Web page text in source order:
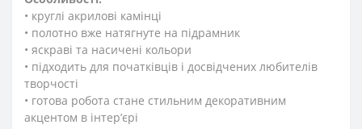
• круглі акрилові камінці
• полотно вже натягнуте на підрамник
• яскраві та насичені кольори
• підходить для початківців і досвідчених любителів
творчості
• готова робота стане стильним декоративним
акцентом в інтер’єрі